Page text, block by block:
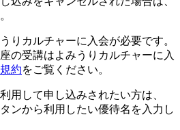
りカルチャーに入会が必要です。
の受講はよみうりカルチャーに入
約をご覧ください。
用して申し込みされたい方は、
ンから利用したい優待名を入力し